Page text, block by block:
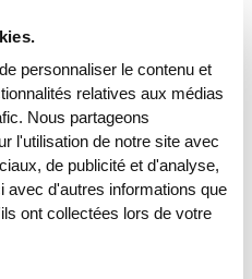
personnaliser le contenu et
relatives aux médias
Nous partageons
l'utilisation de notre site avec
de publicité et d'analyse,
avec d'autres informations que
ont collectées lors de votre
du prix d’achat. Le client
écrit des modifications de
Consel Group AG peut faire
de la réserve de
715 CGB et notifier
bailleur de locaux